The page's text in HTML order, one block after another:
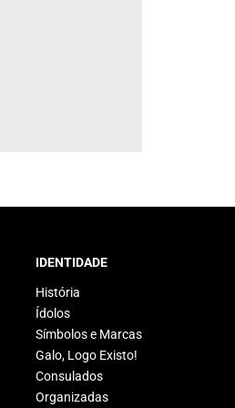
IDENTIDADE
História
Ídolos
Símbolos e Marcas
Galo, Logo Existo!
Consulados
Organizadas